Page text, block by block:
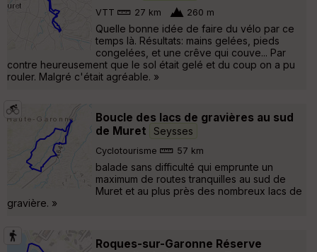
VTT 27 km 260 m
Quelle bonne idée de faire du vélo par ce
temps là. Résultats: mains gelées, pieds
congelées, et une crêve qui couve... Par
contre heureusement que le sol était gelé et du coup on a pu
rouler. Malgré c'était agréable. »
Boucle des lacs de gravières au sud
de Muret
Seysses
Cyclotourisme 57 km
balade sans difficulté qui emprunte un
maximum de routes tranquilles au sud de
Muret et au plus près des nombreux lacs de
gravière. »
Roques-sur-Garonne Réserve